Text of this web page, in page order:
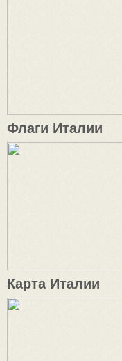
Флаги Италии
Карта Италии